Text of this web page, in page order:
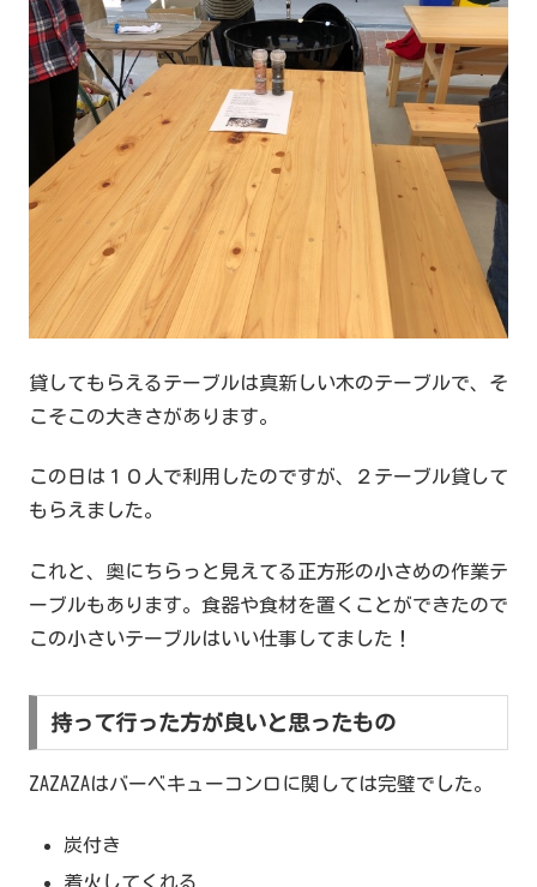
貸してもらえるテーブルは真新しい木のテーブルで、そ
こそこの大きさがあります。
この日は１０人で利用したのですが、２テーブル貸して
もらえました。
これと、奥にちらっと見えてる正方形の小さめの作業テ
ーブルもあります。食器や食材を置くことができたので
この小さいテーブルはいい仕事してました！
持って行った方が良いと思ったもの
ZAZAZAはバーベキューコンロに関しては完璧でした。
炭付き
着火してくれる